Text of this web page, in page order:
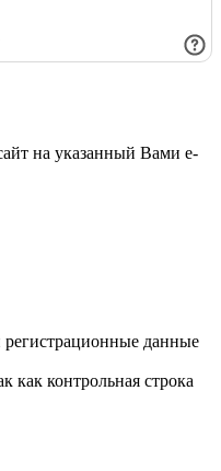
на указанный Вами e-
регистрационные данные
как контрольная строка